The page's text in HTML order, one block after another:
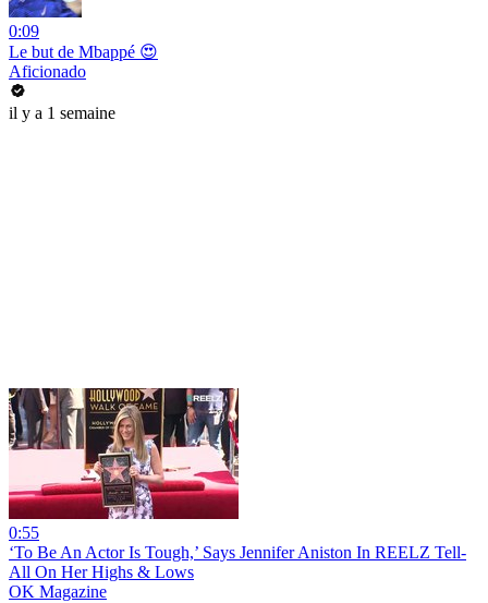
0:09
Le but de Mbappé 😍
Aficionado
il y a 1 semaine
0:55
‘To Be An Actor Is Tough,’ Says Jennifer Aniston In REELZ Tell-
All On Her Highs & Lows
OK Magazine